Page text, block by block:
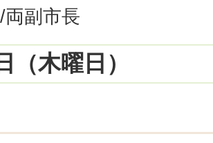
副市長
（木曜日）